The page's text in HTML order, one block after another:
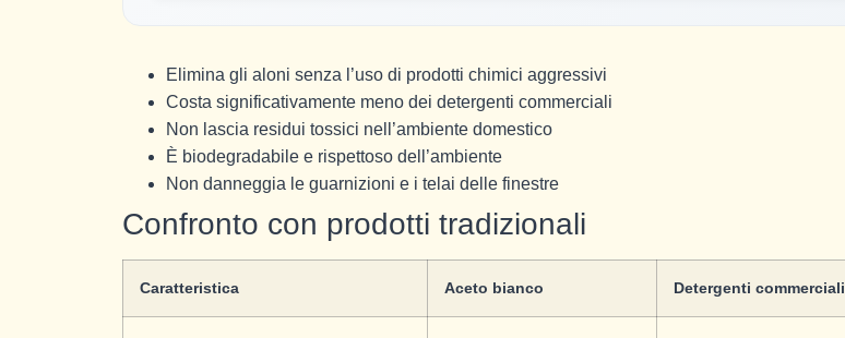
Elimina gli aloni senza l’uso di prodotti chimici aggressivi
Costa significativamente meno dei detergenti commerciali
Non lascia residui tossici nell’ambiente domestico
È biodegradabile e rispettoso dell’ambiente
Non danneggia le guarnizioni e i telai delle finestre
Confronto con prodotti tradizionali
Caratteristica Aceto bianco Detergenti commerciali